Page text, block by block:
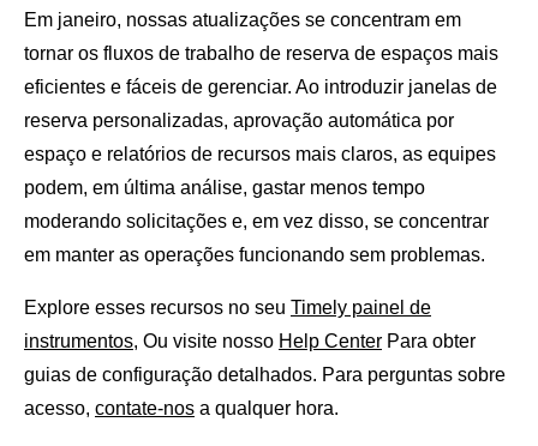
Em janeiro, nossas atualizações se concentram em
tornar os fluxos de trabalho de reserva de espaços mais
eficientes e fáceis de gerenciar. Ao introduzir janelas de
reserva personalizadas, aprovação automática por
espaço e relatórios de recursos mais claros, as equipes
podem, em última análise, gastar menos tempo
moderando solicitações e, em vez disso, se concentrar
em manter as operações funcionando sem problemas.
Explore esses recursos no seu Timely painel de
instrumentos, Ou visite nosso Help Center Para obter
guias de configuração detalhados. Para perguntas sobre
acesso, contate-nos a qualquer hora.